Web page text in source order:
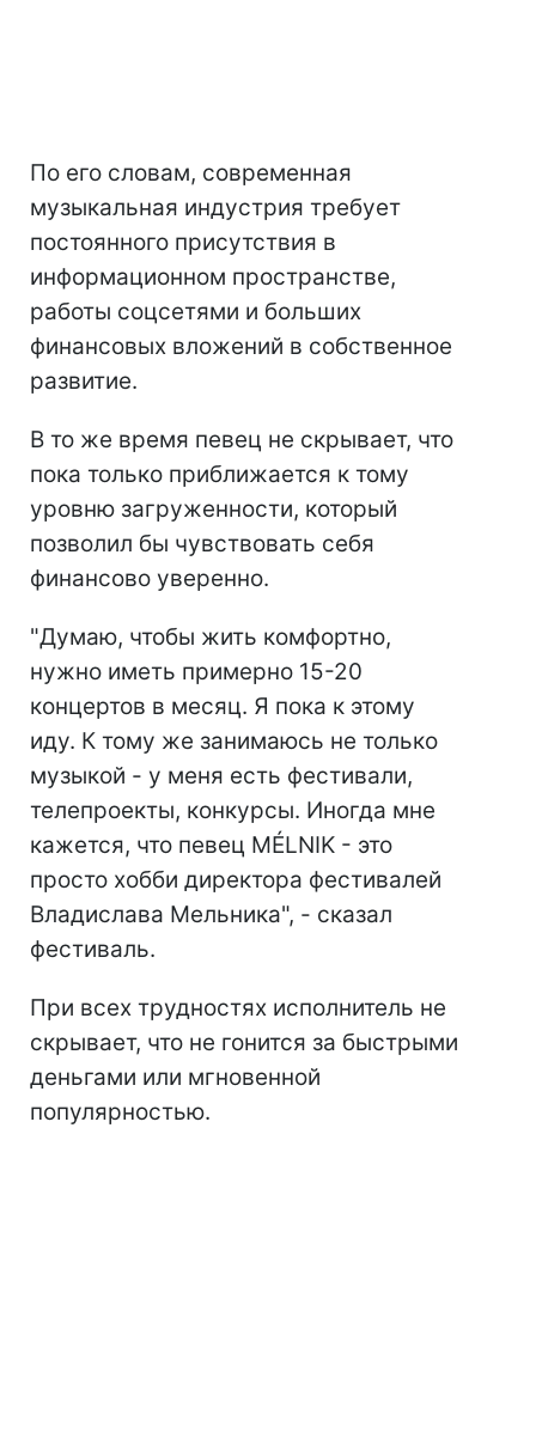
По его словам, современная
музыкальная индустрия требует
постоянного присутствия в
информационном пространстве,
работы соцсетями и больших
финансовых вложений в собственное
развитие.
В то же время певец не скрывает, что
пока только приближается к тому
уровню загруженности, который
позволил бы чувствовать себя
финансово уверенно.
"Думаю, чтобы жить комфортно,
нужно иметь примерно 15-20
концертов в месяц. Я пока к этому
иду. К тому же занимаюсь не только
музыкой - у меня есть фестивали,
телепроекты, конкурсы. Иногда мне
кажется, что певец MÉLNIK - это
просто хобби директора фестивалей
Владислава Мельника", - сказал
фестиваль.
При всех трудностях исполнитель не
скрывает, что не гонится за быстрыми
деньгами или мгновенной
популярностью.